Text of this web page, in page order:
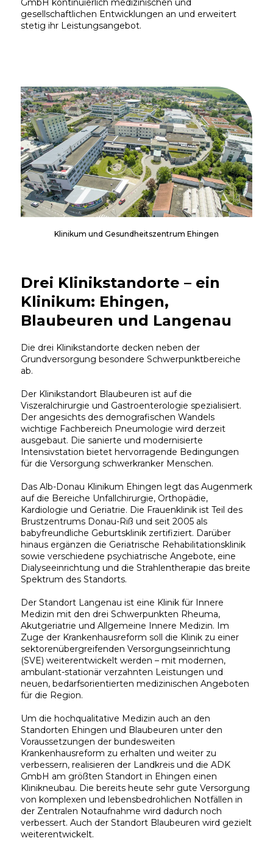
GmbH kontinuierlich medizinischen und
gesellschaftlichen Entwicklungen an und erweitert
stetig ihr Leistungsangebot.
Klinikum und Gesundheitszentrum Ehingen
Drei Klinikstandorte – ein
Klinikum: Ehingen,
Blaubeuren und Langenau
Die drei Klinikstandorte decken neben der
Grundversorgung besondere Schwerpunktbereiche
ab.
Der Klinikstandort Blaubeuren ist auf die
Viszeralchirurgie und Gastroenterologie spezialisiert.
Der angesichts des demografischen Wandels
wichtige Fachbereich Pneumologie wird derzeit
ausgebaut. Die sanierte und modernisierte
Intensivstation bietet hervorragende Bedingungen
für die Versorgung schwerkranker Menschen.
Das Alb-Donau Klinikum Ehingen legt das Augenmerk
auf die Bereiche Unfallchirurgie, Orthopädie,
Kardiologie und Geriatrie. Die Frauenklinik ist Teil des
Brustzentrums Donau-Riß und seit 2005 als
babyfreundliche Geburtsklinik zertifiziert. Darüber
hinaus ergänzen die Geriatrische Rehabilitationsklinik
sowie verschiedene psychiatrische Angebote, eine
Dialyseeinrichtung und die Strahlentherapie das breite
Spektrum des Standorts.
Der Standort Langenau ist eine Klinik für Innere
Medizin mit den drei Schwerpunkten Rheuma,
Akutgeriatrie und Allgemeine Innere Medizin. Im
Zuge der Krankenhausreform soll die Klinik zu einer
sektorenübergreifenden Versorgungseinrichtung
(SVE) weiterentwickelt werden – mit modernen,
ambulant-stationär verzahnten Leistungen und
neuen, bedarfsorientierten medizinischen Angeboten
für die Region.
Um die hochqualitative Medizin auch an den
Standorten Ehingen und Blaubeuren unter den
Voraussetzungen der bundesweiten
Krankenhausreform zu erhalten und weiter zu
verbessern, realisieren der Landkreis und die ADK
GmbH am größten Standort in Ehingen einen
Klinikneubau. Die bereits heute sehr gute Versorgung
von komplexen und lebensbedrohlichen Notfällen in
der Zentralen Notaufnahme wird dadurch noch
verbessert. Auch der Standort Blaubeuren wird gezielt
weiterentwickelt.